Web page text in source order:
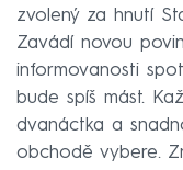
zvolený za hnutí
Zavádí novou
informovanosti
bude spíš mást.
dvanáctka a
obchodě vybere.